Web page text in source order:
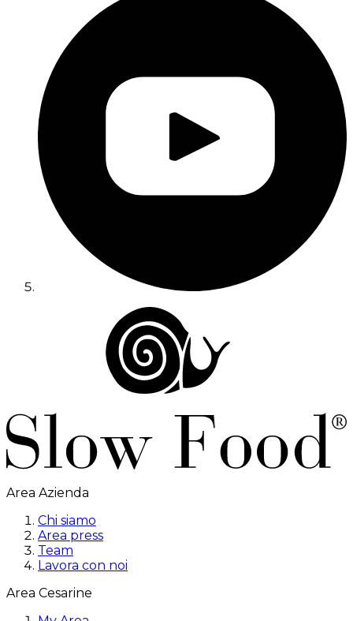
Area Azienda
Chi siamo
Area press
Team
Lavora con noi
Area Cesarine